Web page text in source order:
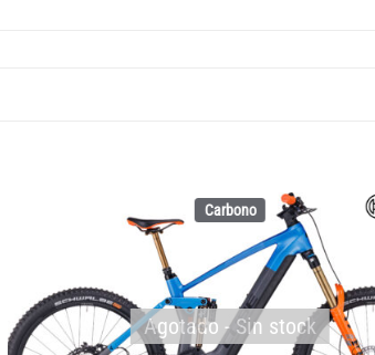
Carbono
Agotado - Sin stock